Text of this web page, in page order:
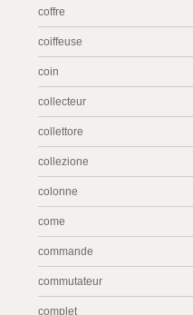
coffre
coiffeuse
coin
collecteur
collettore
collezione
colonne
come
commande
commutateur
complet